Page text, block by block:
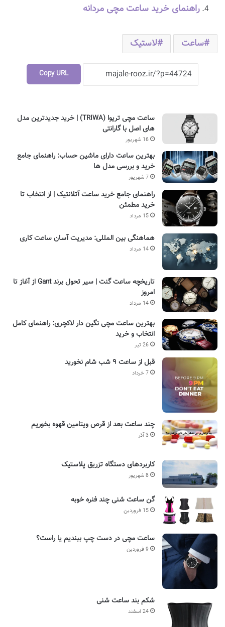
راهنمای خرید ساعت مچی مردانه
ساعت لاستیک
Copy URL
ساعت مچی تریوا (TRIWA) | خرید جدیدترین مدل
های اصل با گارانتی
16 شهریور
بهترین ساعت دارای ماشین حساب: راهنمای جامع
خرید و بررسی مدل ها
7 شهریور
راهنمای جامع خرید ساعت آتلانتیک | از انتخاب تا
خرید مطمئن
15 مرداد
هماهنگی بین المللی: مدیریت آسان ساعت کاری
14 مرداد
تاریخچه ساعت گنت | سیر تحول برند Gant از آغاز تا
امروز
14 مرداد
بهترین ساعت مچی نگین دار لاکچری: راهنمای کامل
انتخاب و خرید
26 تیر
قبل از ساعت ۹ شب شام نخورید
7 خرداد
چند ساعت بعد از قرص ویتامین قهوه بخوریم
3 آذر
کاربردهای دستگاه تزریق پلاستیک
8 شهریور
گن ساعت شنی چند فنره خوبه
15 فروردین
ساعت مچی در دست چپ ببندیم یا راست؟
9 فروردین
شکم بند ساعت شنی
24 اسفند